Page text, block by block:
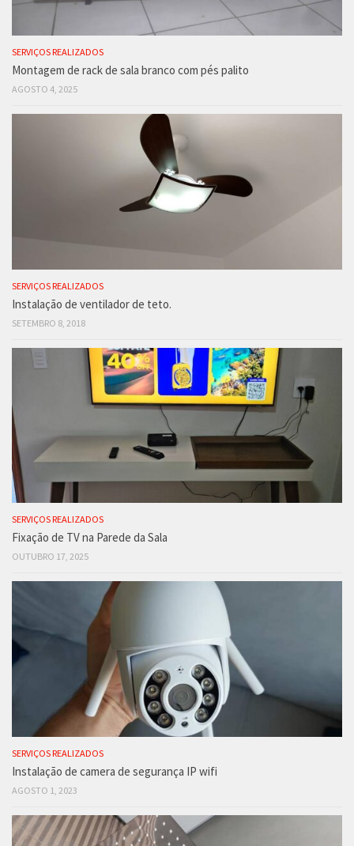
SERVIÇOS REALIZADOS
Montagem de rack de sala branco com pés palito
AGOSTO 4, 2025
SERVIÇOS REALIZADOS
Instalação de ventilador de teto.
SETEMBRO 8, 2018
SERVIÇOS REALIZADOS
Fixação de TV na Parede da Sala
OUTUBRO 17, 2025
SERVIÇOS REALIZADOS
Instalação de camera de segurança IP wifi
AGOSTO 1, 2023